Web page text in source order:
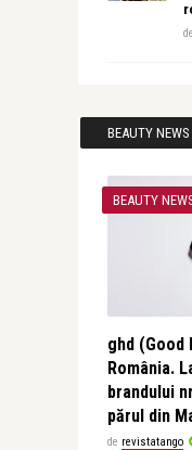
de
BEAUTY
BEAUTY
ghd (Good
România.
brandului
părul din
de revistatango